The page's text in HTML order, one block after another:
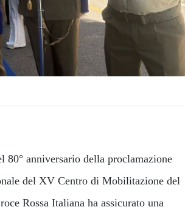
80° anniversario della proclamazione
del XV Centro di Mobilitazione del
Rossa Italiana ha assicurato una